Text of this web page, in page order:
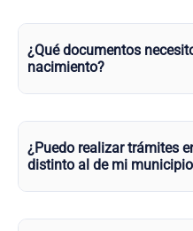
¿Qué documentos
nacimiento?
¿Puedo realizar trámites
distinto al de mi